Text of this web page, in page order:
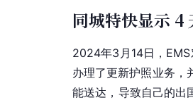
同城特快显示 4
2024年3月14日，
办理了更新护照业务，
能送达，导致自己的